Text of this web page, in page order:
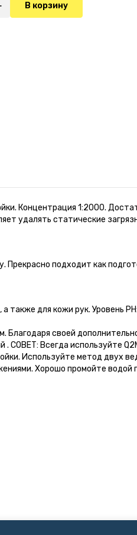
В корзину
Концентрация 1:2000.
удалять статические
Прекрасно подходит как
также для кожи рук. Уровень
Благодаря своей
СОВЕТ: Всегда используйте
Используйте метод двух
Хорошо промойте водой